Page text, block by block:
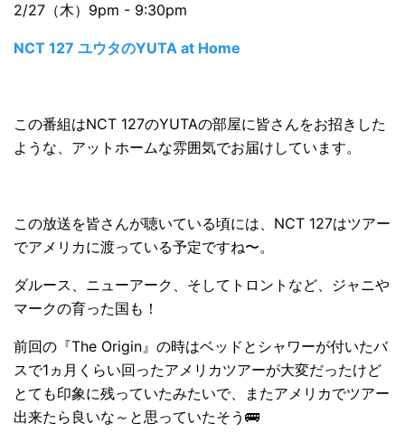
2/27（木）9pm - 9:30pm
NCT 127 ユウタのYUTA at Home
この番組はNCT 127のYUTAの部屋に皆さんをお招きした
ような、アットホームな雰囲気でお届けしています。
この放送を皆さんが聴いている頃には、NCT 127はツアー
でアメリカに渡っている予定ですね〜。
ダルース、ニューアーク、そしてトロントなど、ジャニや
マークの育った国も！
前回の『The Origin』の時はベッドとシャワーが付いたバ
スで1ヵ月くらい回ったアメリカツアーが大変だったけど
とても印象に残っていたみたいで、またアメリカでツアー
出来たら良いな～と思っていたそう🚌